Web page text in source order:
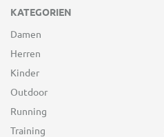
KATEGORIEN
Damen
Herren
Kinder
Outdoor
Running
Training